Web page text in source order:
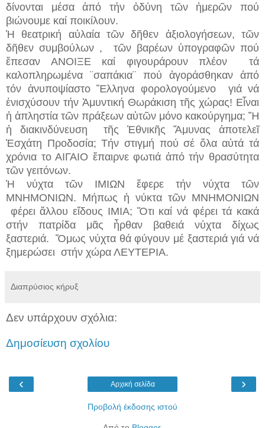
δίνονται μέσα ἀπό τήν ὀδύνη τῶν ἡμερῶν πού
βιώνουμε καί ποικίλουν.
Ἡ θεατρική αὐλαία τῶν δῆθεν ἀξιολογήσεων, τῶν
δῆθεν συμβούλων , τῶν βαρέων ὑπογραφῶν πού
ἔπεσαν ΑΝΟΙΞΕ καί φιγουράρουν πλέον τά
καλοπληρωμένα ¨σαπάκια¨ πού ἀγοράσθηκαν ἀπό
τόν ἀνυποψίαστο Ἕλληνα φορολογούμενο γιά νά
ἐνισχύσουν τήν Ἀμυντική Θωράκιση τῆς χώρας! Εἶναι
ἡ ἀπληστία τῶν πράξεων αὐτῶν μόνο κακούργημα; Ἤ
ἡ διακινδύνευση τῆς Ἐθνικῆς Ἄμυνας ἀποτελεῖ
Ἐσχάτη Προδοσία; Τήν στιγμή πού σέ ὅλα αὐτά τά
χρόνια το ΑΙΓΑΙΟ ἔπαιρνε φωτιά ἀπό τήν θρασύτητα
τῶν γειτόνων.
Ἡ νύχτα τῶν ΙΜΙΩΝ ἔφερε τήν νύχτα τῶν
ΜΝΗΜΟΝΙΩΝ. Μήπως ἡ νύκτα τῶν ΜΝΗΜΟΝΙΩΝ
φέρει ἄλλου εἴδους ΙΜΙΑ; Ὅτι καί νά φέρει τά κακά
στήν πατρίδα μᾶς ἦρθαν βαθειά νύχτα δίχως
ξαστεριά. Ὅμως νύχτα θά φύγουν μέ ξαστεριά γιά νά
ξημερώσει στήν χώρα ΛΕΥΤΕΡΙΑ.
Διαπρύσιος κήρυξ
Δεν υπάρχουν σχόλια:
Δημοσίευση σχολίου
‹ ›
Αρχική σελίδα
Προβολή έκδοσης ιστού